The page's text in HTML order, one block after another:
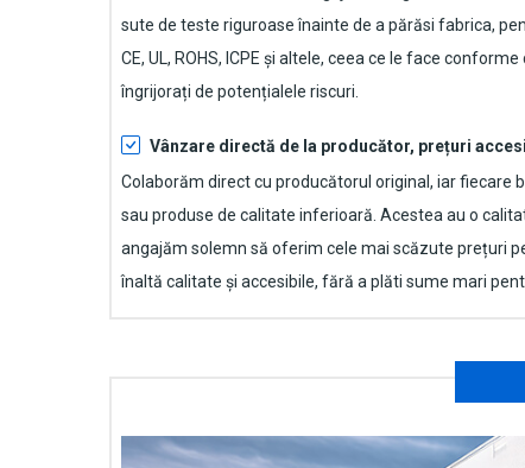
sute de teste riguroase înainte de a părăsi fabrica,
CE, UL, ROHS, ICPE și altele, ceea ce le face
îngrijorați de potențialele riscuri.
Vânzare directă de la producător, prețuri
Colaborăm direct cu producătorul original, iar fiecare
sau produse de calitate inferioară. Acestea au o
angajăm solemn să oferim cele mai scăzute prețuri
înaltă calitate și accesibile, fără a plăti sume mari